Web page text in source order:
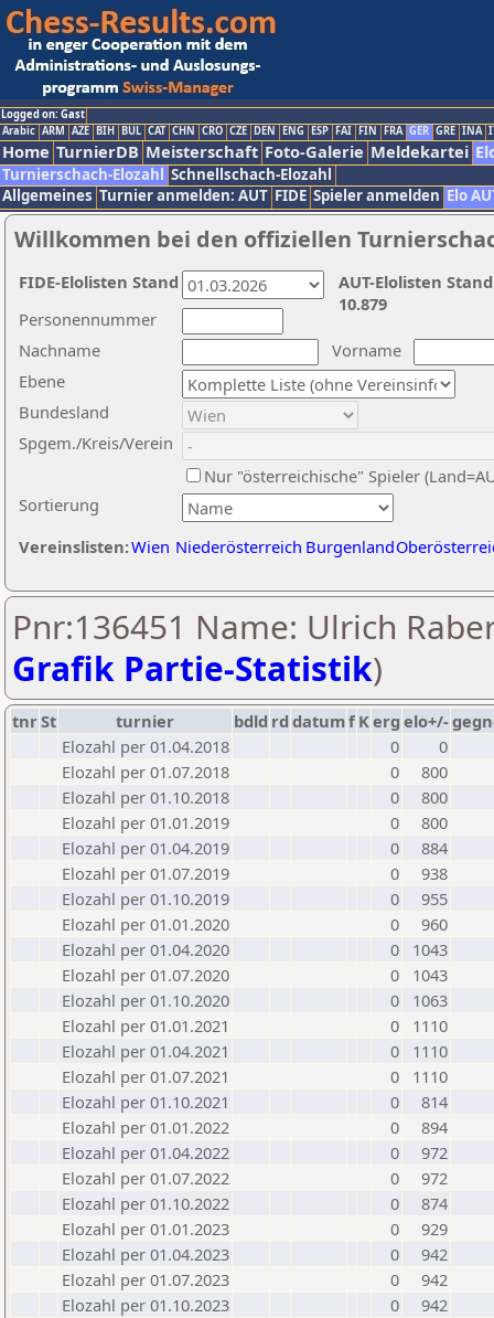
Logged on: Gast
Arabic ARM AZE BIH BUL CAT CHN CRO CZE DEN ENG ESP FAI FIN FRA GER GRE INA
Home TurnierDB Meisterschaft Foto-Galerie Meldekartei
Turnierschach-Elozahl Schnellschach-Elozahl
Allgemeines Turnier anmelden: AUT FIDE Spieler anmelden Elo
Willkommen bei den offiziellen
Nachname
Vorname
Ebene
Sortierung
Personennummer
Bundesland
Spgem./Kreis/Verein
Nur "österreichische" Spieler
Vereinslisten:Wien Niederösterreich Burgenland
AUT-Elolisten
10.879
FIDE-Elolisten Stand
Pnr:136451 Name: Ulrich
Grafik Partie-Statistik)
tnrSt turnier bdld rd datumf Kerg elo+/-
Elozahl per 01.04.2018
0
0
Elozahl per 01.07.2018
0
800
Elozahl per 01.10.2018
0
800
Elozahl per 01.01.2019
0
800
Elozahl per 01.04.2019
0
884
Elozahl per 01.07.2019
0
938
Elozahl per 01.10.2019
0
955
Elozahl per 01.01.2020
0
960
Elozahl per 01.04.2020
0
1043
Elozahl per 01.07.2020
0
1043
Elozahl per 01.10.2020
0
1063
Elozahl per 01.01.2021
0
1110
Elozahl per 01.04.2021
0
1110
Elozahl per 01.07.2021
0
1110
Elozahl per 01.10.2021
0
814
Elozahl per 01.01.2022
0
894
Elozahl per 01.04.2022
0
972
Elozahl per 01.07.2022
0
972
Elozahl per 01.10.2022
0
874
Elozahl per 01.01.2023
0
929
Elozahl per 01.04.2023
0
942
Elozahl per 01.07.2023
0
942
Elozahl per 01.10.2023
0
942